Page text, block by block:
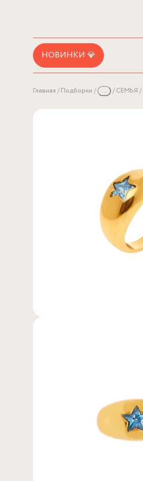
НОВИНКИ 💎
Главная Подборки ... СЕМЬЯ